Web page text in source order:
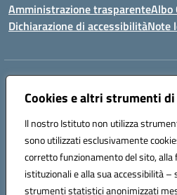
Cookies e altri strumenti
Il nostro Istituto non utilizza
sono utilizzati esclusivamente
corretto funzionamento del sito, alla
istituzionali e alla sua accessibilità
strumenti statistici anonimizzati
Amministrazione trasparenteAlbo
Dichiarazione di accessibilitàNote
Indirizzo:
Centralino:+39 071 89 52 08 Email:
Codice fiscale: 93084540421
Codice meccanografico:
ANIC82000A
Codice unico di fatturazione (CUF): UFF6L6